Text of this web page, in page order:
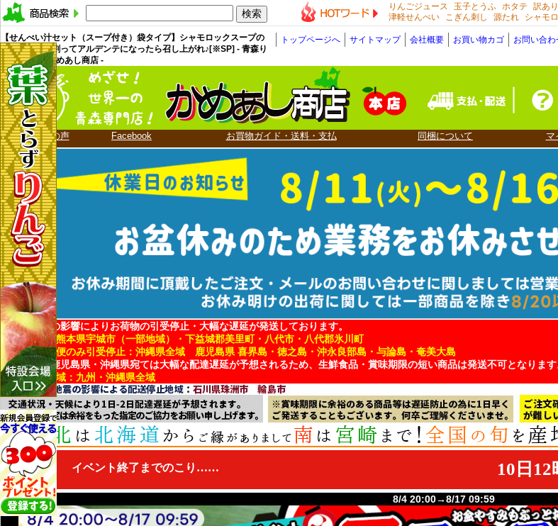
【せんべい汁セット（スープ付き）袋タイプ】シャモロックスープの
中にパリパリ割ってアルデンテになったら召し上がれ♪[※SP] - 青森り
んご 嶽きみ かめあし商店 -
お問い合わ
お買い物カゴ
会社概要
サイトマップ
トップページへ
HOTワード
りんごジュース 玉子とうふ ホタテ 訳あ
津軽せんべい
こぎん刺し 源たれ シャモ
お客様の声 Facebook お買物ガイド・送料・支払 同梱について マ
地震・台風の影響によりお荷物の引受停止・大幅な遅延が発送しております。
■引受停止：熊本県宇城市（一部地域）・下益城郡美里町・八代市・八代郡氷川町
■冷蔵・冷凍便のみ引受停止：沖縄県全域 鹿児島県 喜界島・徳之島・沖永良部島・与論島・奄美大島
※熊本県・鹿児島県・沖縄県宛ては大幅な配達遅延が予想されるため、生鮮食品・賞味期限の短い商品は発送不可となります
■配達遅延地域：九州・沖縄県全域
8/4 20:00→8/17 09:59